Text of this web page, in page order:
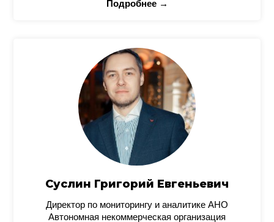
Подробнее →
Суслин Григорий Евгеньевич
Директор по мониторингу и аналитике АНО
Автономная некоммерческая организация